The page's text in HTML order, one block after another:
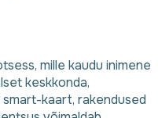
mille kaudu inimene
keskkonda,
kaart, rakendused